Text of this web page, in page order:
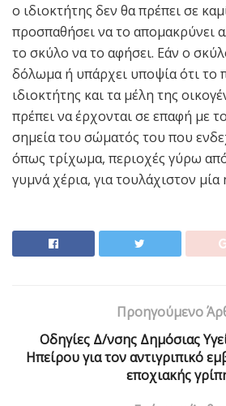
ο ιδιοκτήτης δεν θα πρέπει σε
προσπαθήσει να το απομακρύνει
το σκύλο να το αφήσει. Εάν ο
δόλωμα ή υπάρχει υποψία ότι το
ιδιοκτήτης και τα μέλη της
πρέπει να έρχονται σε επαφή με
σημεία του σώματός του που
όπως τρίχωμα, περιοχές γύρω
γυμνά χέρια, για τουλάχιστον μία
Προηγούμενο
Oδηγίες Δ/νσης Δημόσιας
Ηπείρου για τον αντιγριπικό
εποχιακής